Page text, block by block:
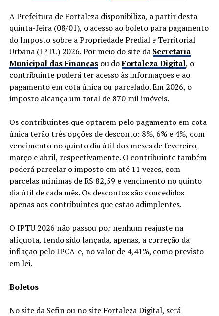
A Prefeitura de Fortaleza disponibiliza, a partir desta
quinta-feira (08/01), o acesso ao boleto para pagamento
do Imposto sobre a Propriedade Predial e Territorial
Urbana (IPTU) 2026. Por meio do site da Secretaria
Municipal das Finançasou doFortaleza Digital, o
contribuinte poderá ter acesso às informações e ao
pagamento em cota única ou parcelado. Em 2026, o
imposto alcança um total de 870 mil imóveis.
Os contribuintes que optarem pelo pagamento em cota
única terão três opções de desconto: 8%, 6% e 4%, com
vencimento no quinto dia útil dos meses de fevereiro,
março e abril, respectivamente. O contribuinte também
poderá parcelar o imposto em até 11 vezes, com
parcelas mínimas de R$ 82,59 e vencimento no quinto
dia útil de cada mês. Os descontos são concedidos
apenas aos contribuintes que estão adimplentes.
O IPTU 2026 não passou por nenhum reajuste na
alíquota, tendo sido lançada, apenas, a correção da
inflação pelo IPCA-e, no valor de 4,41%, como previsto
em lei.
Boletos
No site da Sefin ou no site Fortaleza Digital, será